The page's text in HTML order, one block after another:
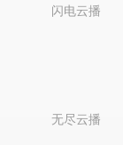
闪电云播
无尽云播